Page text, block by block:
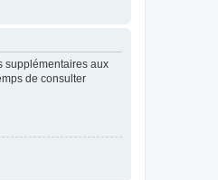
supplémentaires aux
de consulter